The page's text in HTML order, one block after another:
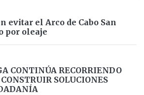
evitar el Arco de Cabo San
por oleaje
CONTINÚA RECORRIENDO
SOLUCIONES